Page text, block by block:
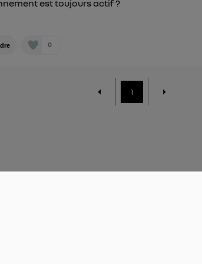
est toujours actif ?
0
1